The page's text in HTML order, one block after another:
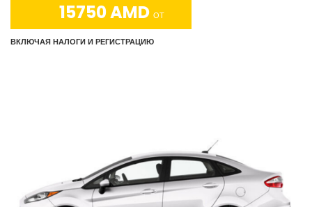
15750 AMD ОТ
ВКЛЮЧАЯ НАЛОГИ И РЕГИСТРАЦИЮ